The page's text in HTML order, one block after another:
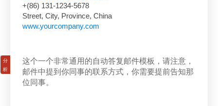
+(86) 131-1234-5678
Street, City, Province, China
www.yourcompany.com
这个一个非常通用的自动答复邮件模板，请注意，
邮件中提到你同事的联系方式，你需要提前告知那
位同事。